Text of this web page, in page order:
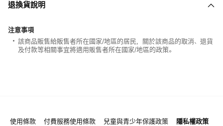
退換貨說明
注意事項
該商品販售給販售者所在國家/地區的居民，關於該商品的取消、退貨
及付款等相關事宜將適用販售者所在國家/地區的政策。
使用條款 付費服務使用條款 兒童與青少年保護政策
隱私權政策